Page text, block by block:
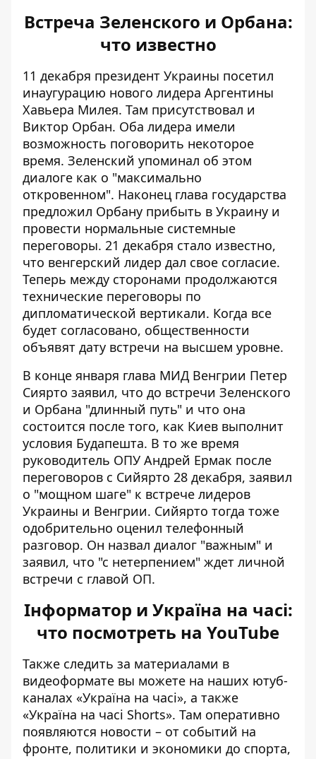
Встреча Зеленского и Орбана:
что известно
11 декабря президент Украины посетил
инаугурацию нового лидера Аргентины
Хавьера Милея. Там присутствовал и
Виктор Орбан. Оба лидера имели
возможность поговорить некоторое
время. Зеленский упоминал об этом
диалоге как о "максимально
откровенном". Наконец глава государства
предложил Орбану прибыть в Украину и
провести нормальные системные
переговоры. 21 декабря стало известно,
что венгерский лидер дал свое согласие.
Теперь между сторонами продолжаются
технические переговоры по
дипломатической вертикали. Когда все
будет согласовано, общественности
объявят дату встречи на высшем уровне.
В конце января глава МИД Венгрии Петер
Сиярто заявил, что до встречи Зеленского
и Орбана "длинный путь" и что она
состоится после того, как Киев выполнит
условия Будапешта. В то же время
руководитель ОПУ Андрей Ермак после
переговоров с Сийярто 28 декабря, заявил
о "мощном шаге" к встрече лидеров
Украины и Венгрии. Сийярто тогда тоже
одобрительно оценил телефонный
разговор. Он назвал диалог "важным" и
заявил, что "с нетерпением" ждет личной
встречи с главой ОП.
Інформатор и Україна на часі:
что посмотреть на YouTube
Также следить за материалами в
видеоформате вы можете на наших ютуб-
каналах «Україна на часі», а также
«Україна на часі Shorts». Там оперативно
появляются новости – от событий на
фронте, политики и экономики до спорта,